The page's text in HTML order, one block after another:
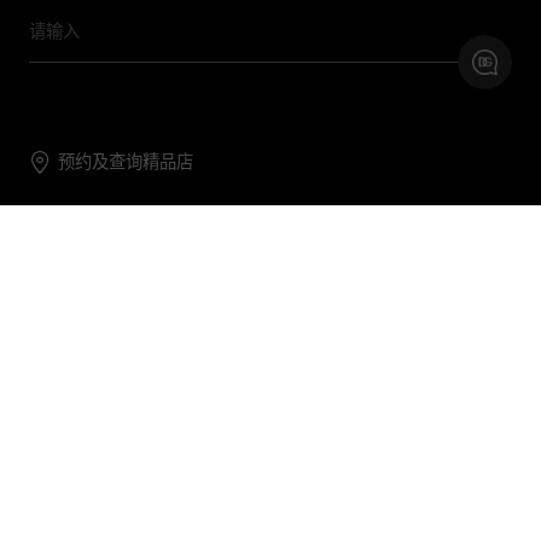
预约及查询精品店